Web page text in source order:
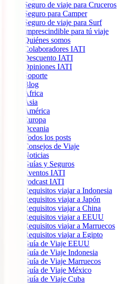
Seguro de viaje para Cruceros
Seguro para Camper
Seguro de viaje para Surf
Imprescindible para tú viaje
Quiénes somos
Colaboradores IATI
Descuento IATI
Opiniones IATI
Soporte
Blog
África
Ásia
América
Europa
Oceania
Todos los posts
Consejos de Viaje
Noticias
Guías y Seguros
Eventos IATI
Podcast IATI
Requisitos viajar a Indonesia
Requisitos viajar a Japón
Requisitos viajar a China
Requisitos viajar a EEUU
Requisitos viajar a Marruecos
Requisitos viajar a Egipto
Guía de Viaje EEUU
Guía de Viaje Indonesia
Guía de Viaje Marruecos
Guía de Viaje México
Guía de Viaje Cuba